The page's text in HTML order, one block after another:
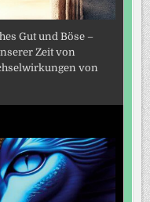
Gut und Böse –
Zeit von
von